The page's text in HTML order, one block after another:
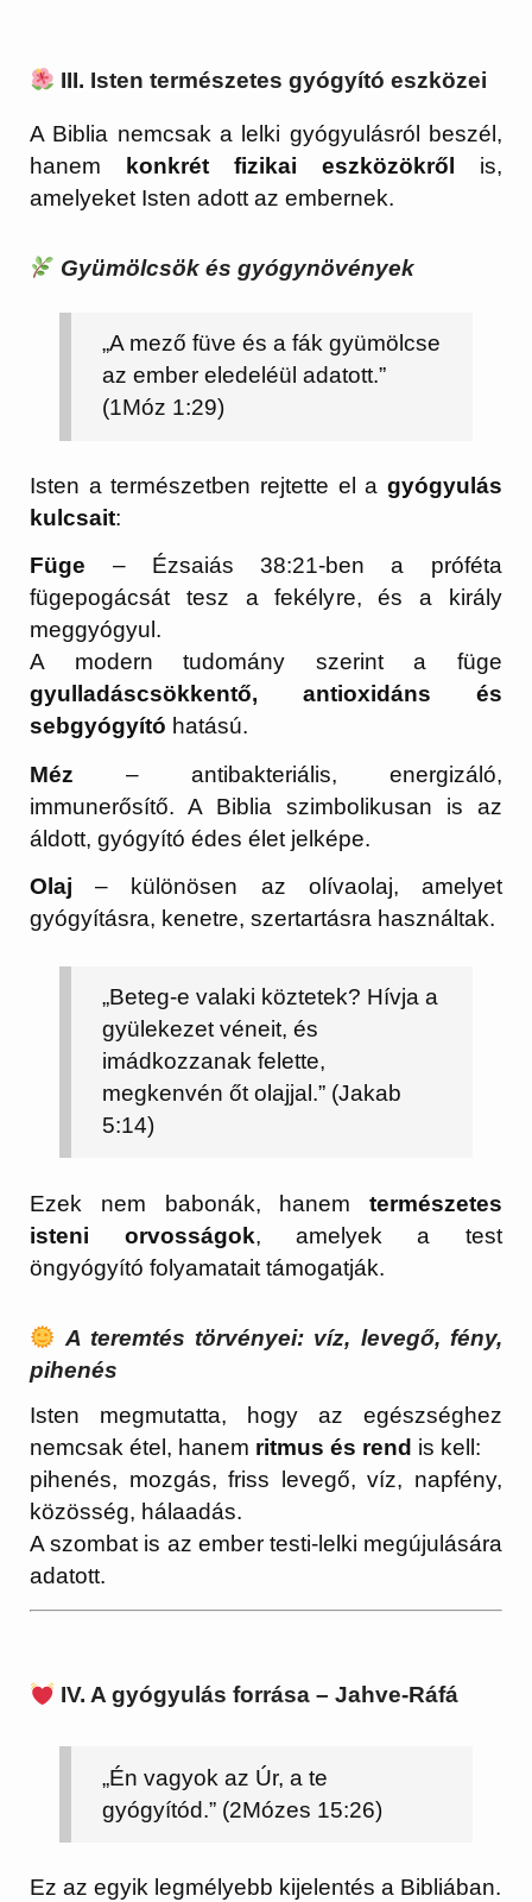
III. Isten természetes gyógyító eszközei
A Biblia nemcsak a lelki gyógyulásról beszél,
hanem konkrét fizikai eszközökről is,
amelyeket Isten adott az embernek.
Gyümölcsök és gyógynövények
„A mező füve és a fák gyümölcse
az ember eledeléül adatott.”
(1Móz 1:29)
Isten a természetben rejtette el a gyógyulás
kulcsait:
Füge – Ézsaiás 38:21-ben a próféta
fügepogácsát tesz a fekélyre, és a király
meggyógyul.
A modern tudomány szerint a füge
gyulladáscsökkentő, antioxidáns és
sebgyógyító hatású.
Méz – antibakteriális, energizáló,
immunerősítő. A Biblia szimbolikusan is az
áldott, gyógyító édes élet jelképe.
Olaj – különösen az olívaolaj, amelyet
gyógyításra, kenetre, szertartásra használtak.
„Beteg-e valaki köztetek? Hívja a
gyülekezet véneit, és
imádkozzanak felette,
megkenvén őt olajjal.” (Jakab
5:14)
Ezek nem babonák, hanem természetes
isteni orvosságok, amelyek a test
öngyógyító folyamatait támogatják.
A teremtés törvényei: víz, levegő, fény,
pihenés
Isten megmutatta, hogy az egészséghez
nemcsak étel, hanem ritmus és rend is kell:
pihenés, mozgás, friss levegő, víz, napfény,
közösség, hálaadás.
A szombat is az ember testi-lelki megújulására
adatott.
IV. A gyógyulás forrása – Jahve-Ráfá
„Én vagyok az Úr, a te
gyógyítód.” (2Mózes 15:26)
Ez az egyik legmélyebb kijelentés a Bibliában.